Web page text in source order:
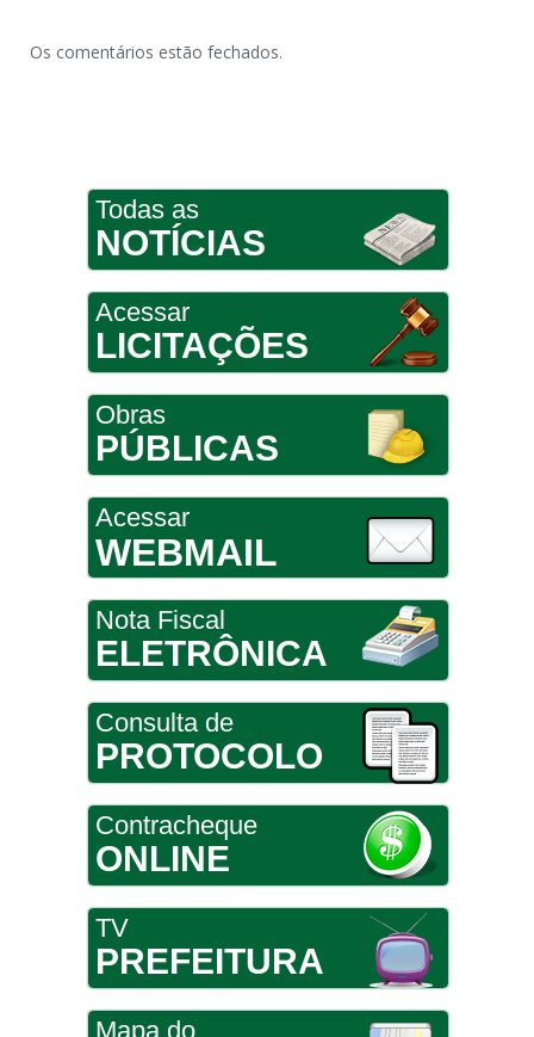
Os comentários estão fechados.
Todas as
NOTÍCIAS
Acessar
LICITAÇÕES
Obras
PÚBLICAS
Acessar
WEBMAIL
Nota Fiscal
ELETRÔNICA
Consulta de
PROTOCOLO
Contracheque
ONLINE
TV
PREFEITURA
Mapa do